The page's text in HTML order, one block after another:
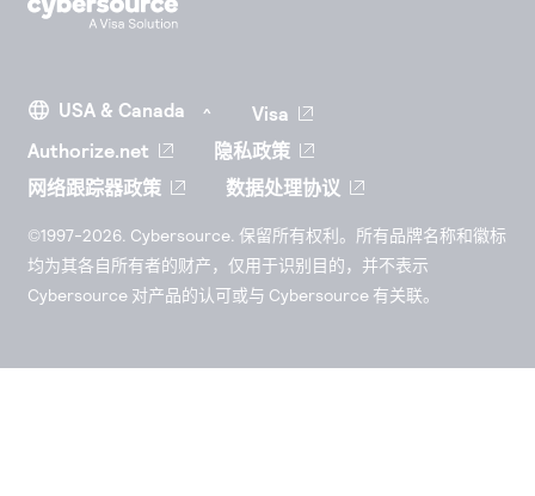
Visa
Authorize.net
隐私政策
网络跟踪器政策
数据处理协议
©1997-2026. Cybersource. 保留所有权利。所有品牌名称和徽标
均为其各自所有者的财产，仅用于识别目的，并不表示
Cybersource 对产品的认可或与 Cybersource 有关联。